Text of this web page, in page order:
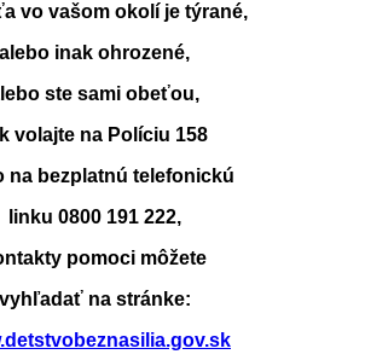
vo vašom okolí je týrané,
alebo inak ohrozené,
ste sami obeťou,
volajte na Políciu 158
na bezplatnú telefonickú
linku 0800 191 222,
pomoci môžete
vyhľadať na stránke: